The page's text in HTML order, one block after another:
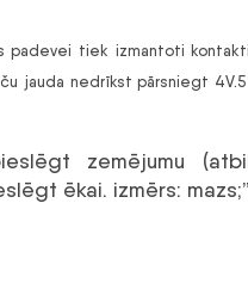
padevei tiek izmantoti
nedrīkst pārsniegt
zemējumu
ēkai. izmērs: